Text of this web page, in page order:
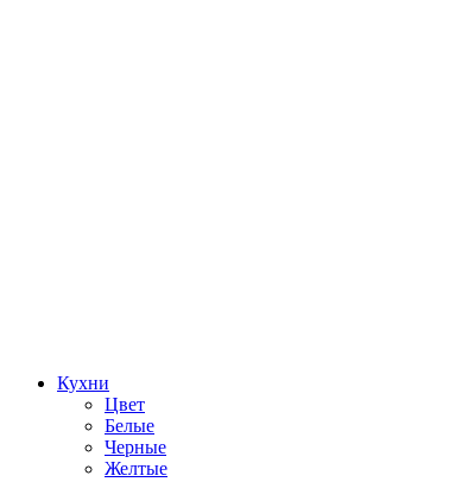
Кухни
Цвет
Белые
Черные
Желтые